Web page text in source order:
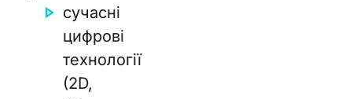
сучасні
цифрові
технології
(2D,